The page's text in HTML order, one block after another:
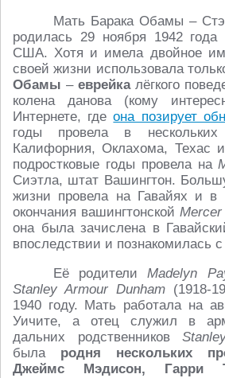
Мать Барака Обамы –
родилась 29 ноября 1942
США. Хотя и имела двойное
своей жизни использовала
Обамы –еврейкалёгкого
колена данова (кому
Интернете, гдеона позирует
годы провела в
Калифорния, Оклахома, Техас
подростковые годы провела на
Сиэтла, штат Вашингтон.
жизни провела на Гавайях и в
окончания вашингтонской
она была зачислена в
впоследствии и познакомилась
Её родителиMadelyn
Stanley Armour Dunham (1918-
1940 году. Мать работала на
Уичите, а отец служил в
дальних родственников
была родня нескольких
Джеймс Мэдисон, Гарри